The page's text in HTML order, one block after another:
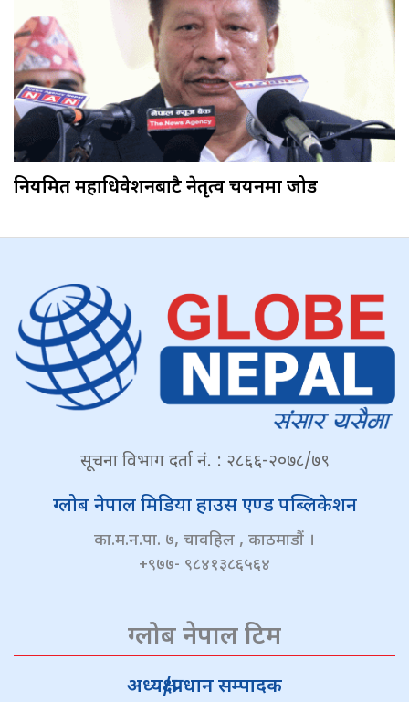
नियमित महाधिवेशनबाटै नेतृत्व चयनमा जोड
सूचना विभाग दर्ता नं. : २८६६-२०७८/७९
ग्लोब नेपाल मिडिया हाउस एण्ड पब्लिकेशन
का.म.न.पा. ७, चावहिल , काठमाडौं ।
+९७७- ९८४१३८६५६४
ग्लोब नेपाल टिम
अध्यक्ष/प्रधान सम्पादक